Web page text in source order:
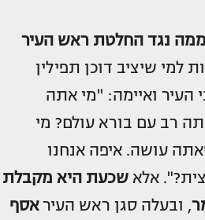
נגד החלטת ראש העיר
למי שיציב דוכן תפילין
העיר ואיימה: "מי אתה
רב עם בורא עולם? מי
עושה. איפה אנחנו
אלא שכעת היא מקבלת
, ובעלה סגן ראש העיראסף